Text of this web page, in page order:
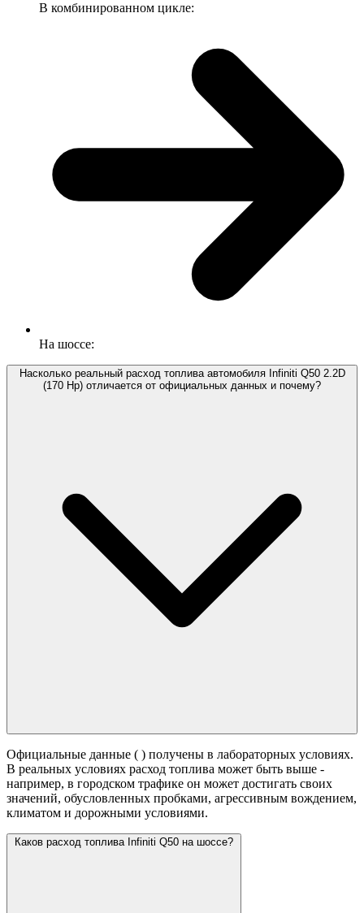
В комбинированном цикле:
На шоссе:
Насколько реальный расход топлива автомобиля Infiniti Q50 2.2D
(170 Hp) отличается от официальных данных и почему?
Официальные данные ( ) получены в лабораторных условиях.
В реальных условиях расход топлива может быть выше -
например, в городском трафике он может достигать своих
значений, обусловленных пробками, агрессивным вождением,
климатом и дорожными условиями.
Каков расход топлива Infiniti Q50 на шоссе?